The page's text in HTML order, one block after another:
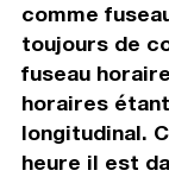
comme
toujours de
fuseau
horaires
longitudinal.
heure il est